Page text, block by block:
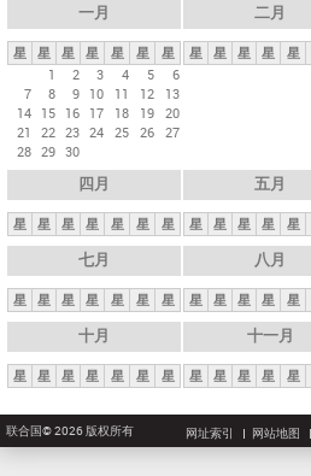
一月
星 星 星 星 星 星
星
1
2 3 4 5
6
7
8 9 10 11 12
13
14 15 16 17 18 19 20
21
22 23 24 25 26 27
28 29 30
二月
星 星 星 星 星
四月
星 星 星 星 星 星 星
五月
星 星 星 星 星
七月
星 星 星 星 星 星 星
八月
星 星 星 星 星
十月
星 星 星 星 星 星 星
十一月
星 星 星 星 星
联合国© 2026 版权所有 网址索引 网站地图